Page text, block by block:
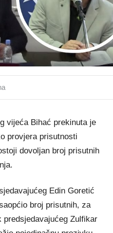
vijeća Bihać prekinuta je
provjera prisutnosti
dovoljan broj prisutnih
Edin Goretić
broj prisutnih, za
Zulfikar